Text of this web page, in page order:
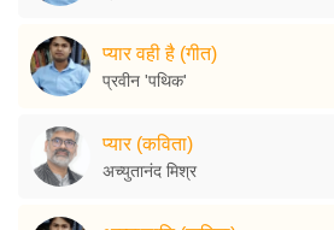
प्यार वही है (गीत)
प्रवीन 'पथिक'
प्यार (कविता)
अच्युतानंद मिश्र